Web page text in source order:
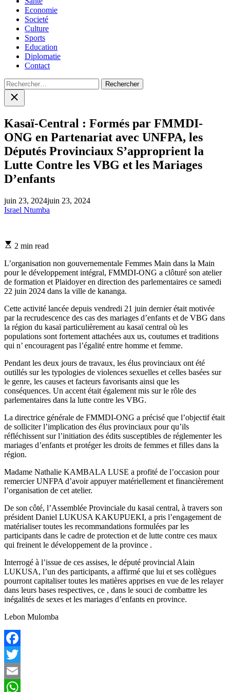
Economie
Societé
Culture
Sports
Education
Diplomatie
Contact
Rechercher :
Close
search
Kasaï-Central : Formés par FMMDI-
ONG en Partenariat avec UNFPA, les
Députés Provinciaux S’approprient la
Lutte Contre les VBG et les Mariages
D’enfants
juin 23, 2024juin 23, 2024
Israel Ntumba
Estimated
time
2 min read
L’organisation non gouvernementale Femmes Main dans la Main
pour le développement intégral, FMMDI-ONG a clôturé son atelier
de formation et Plaidoyer en direction des parlementaires ce samedi
22 juin 2024 dans la ville de kananga.
Cette activité lancée depuis vendredi 21 juin dernier était motivée
par la recrudescence des cas des mariages d’enfants et de VBG dans
la région du kasaï particulièrement au kasaï central où les
populations sont fortement attachées aux us, coutumes et traditions
qui n’ encouragent pas l’égalité entre homme et femme.
Pendant les deux jours de travaux, les élus provinciaux ont été
outillés sur les typologies de violences sexuelles et celles basées sur
le genre, les causes et facteurs favorisants ainsi que les
conséquences. Un accent était également mis sur le rôle des
parlementaires dans la lutte contre les VBG.
La directrice générale de FMMDI-ONG a précisé que l’objectif était
de solliciter l’implication des élus provinciaux pour qu’ils
réfléchissent sur l’initiation des édits susceptibles de réglementer les
mariages d’enfants et protéger les droits de femmes et filles dans la
région.
Madame Nathalie KAMBALA LUSE a profité de l’occasion pour
remercier UNFPA d’avoir appuyer matériellement et financièrement
l’organisation de cet atelier.
De son côté, l’Assemblée Provinciale du kasaï central, à travers son
président Daniel LUKUSA KAKUPUEKI, a pris l’engagement de
matérialiser toutes les recommandations formulées par les
participants dans le cadre de protection et de lutte contre ces maux
qui freinent le développement de la province .
Interrogé à l’issue de ces assises, le député provincial Alain
LUKUSA, l’un des participants, a affirmé que lui et ses collègues
pourront capitaliser toutes les matières apprises en vue de les relayer
dans leurs bases respectives, ce , dans le souci de combattre les
inégalités de sexes et les mariages d’enfants en province.
Lebon Mulomba
Facebook
Twitter
Email